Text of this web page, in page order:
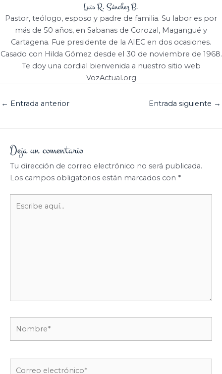
Luis R. Sánchez B.
Pastor, teólogo, esposo y padre de familia. Su labor es por
más de 50 años, en Sabanas de Corozal, Magangué y
Cartagena. Fue presidente de la AIEC en dos ocasiones.
Casado con Hilda Gómez desde el 30 de noviembre de 1968.
Te doy una cordial bienvenida a nuestro sitio web
VozActual.org
← Entrada anterior Entrada siguiente →
Deja un comentario
Tu dirección de correo electrónico no será publicada.
Los campos obligatorios están marcados con *